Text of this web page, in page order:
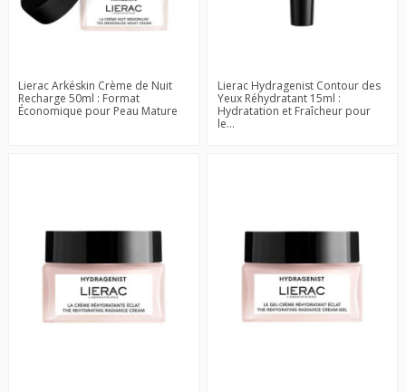
Lierac Arkéskin Crème de Nuit
Recharge 50ml : Format
Économique pour Peau Mature
Lierac Hydragenist Contour des
Yeux Réhydratant 15ml :
Hydratation et Fraîcheur pour
le...